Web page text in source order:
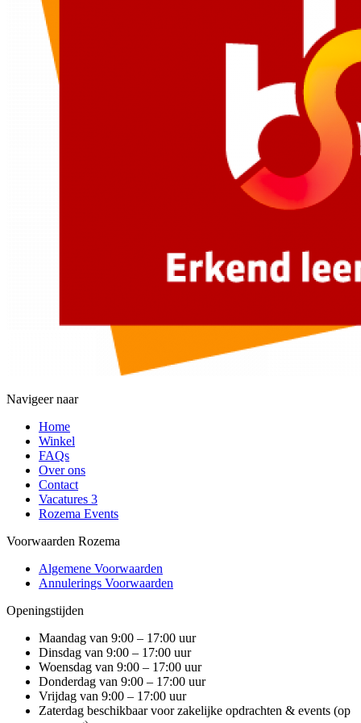
Navigeer naar
Home
Winkel
FAQs
Over ons
Contact
Vacatures 3
Rozema Events
Voorwaarden Rozema
Algemene Voorwaarden
Annulerings Voorwaarden
Openingstijden
Maandag van 9:00 – 17:00 uur
Dinsdag van 9:00 – 17:00 uur
Woensdag van 9:00 – 17:00 uur
Donderdag van 9:00 – 17:00 uur
Vrijdag van 9:00 – 17:00 uur
Zaterdag beschikbaar voor zakelijke opdrachten & events (op